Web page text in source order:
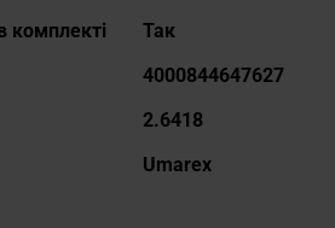
комплекті
Так
4000844647627
2.6418
Umarex